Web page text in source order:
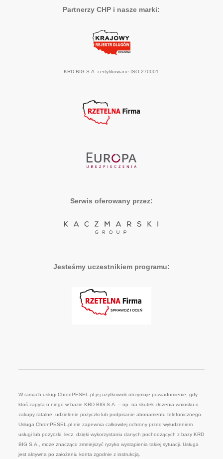
Partnerzy CHP i nasze marki:
KRD BIG S.A. certyfikowane ISO 270001
Serwis oferowany przez:
Jesteśmy uczestnikiem programu:
W ramach usługi ChronPESEL.pl jej użytkownik otrzymuje powiadomienie, gdy
ktoś zapyta o niego w bazie KRD BIG S.A. – np. na skutek złożenia wniosku o
zakupy ratalne, udzielenie pożyczki lub podpisanie abonamentu telefonicznego.
Usługa ChronPESEL.pl nie zapewnia całkowitej ochrony przed wyłudzeniem
usługi lub pożyczki, lecz, dzięki wykorzystaniu danych pochodzących z bazy KRD
BIG S.A., może znacząco zmniejszyć ryzyko wystąpienia takiej sytuacji. Usługa
jest aktywna po założeniu konta zgodnie z instrukcją.